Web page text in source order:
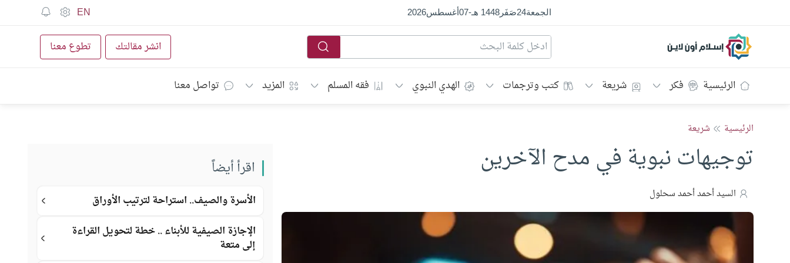
الجمعة24صَفَر1448 هـ -
07أغسطس2026
EN
إسلام أون لاين انشر مقالتك تطوع معنا
الرئيسية فكر شريعة كتب وترجمات الهدي النبوي فقه المسلم المزيد تواصل معنا
الرئيسية شريعة
توجيهات نبوية في مدح الآخرين
السيد أحمد أحمد سحلول
اقرأ أيضاً
الأسرة والصيف.. استراحة لترتيب الأوراق
الإجازة الصيفية للأبناء .. خطة لتحويل القراءة
إلى متعة